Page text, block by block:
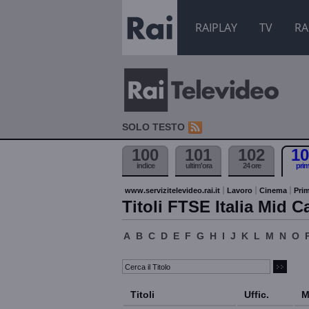
RAIPLAY TV
SOLO TESTO
100
indice
101
ultim'ora
102
24 ore
www.servizitelevideo.rai.it Lavoro Cinema
Titoli FTSE Italia Mid
A B C D E F G H I J K L M N O
Titoli Uffic.